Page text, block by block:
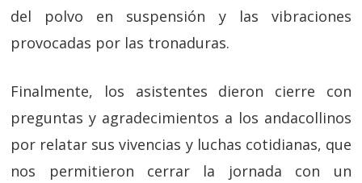
del polvo en suspensión y las vibraciones
provocadas por las tronaduras.
Finalmente, los asistentes dieron cierre con
preguntas y agradecimientos a los andacollinos
por relatar sus vivencias y luchas cotidianas, que
nos permitieron cerrar la jornada con un